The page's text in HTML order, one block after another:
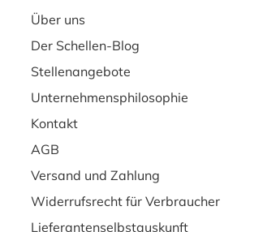
Über uns
Der Schellen-Blog
Stellenangebote
Unternehmensphilosophie
Kontakt
AGB
Versand und Zahlung
Widerrufsrecht für Verbraucher
Lieferantenselbstauskunft